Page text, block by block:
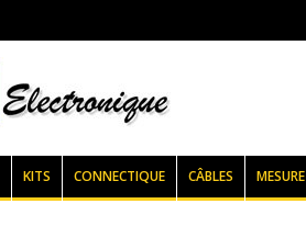
KITS CONNECTIQUE CÂBLES MESURE